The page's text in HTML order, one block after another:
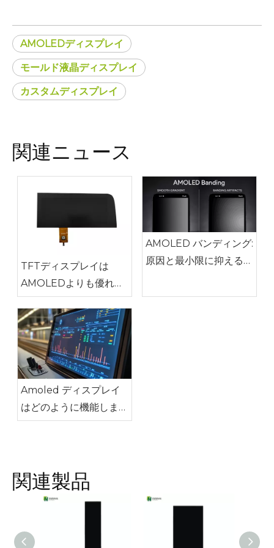
AMOLEDディスプレイ
モールド液晶ディスプレイ
カスタムディスプレイ
関連ニュース
TFTディスプレイは
AMOLEDよりも優れて
いますか?
AMOLED バンディング:
原因と最小限に抑える方
Amoled ディスプレイ
はどのように機能します
か?
関連製品